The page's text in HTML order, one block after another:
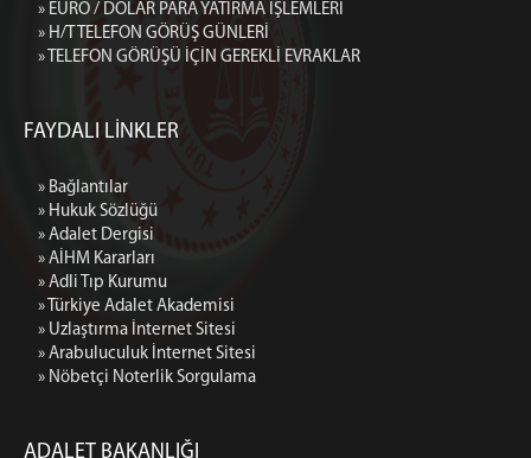
» EURO / DOLAR PARA YATIRMA İŞLEMLERİ
» H/T TELEFON GÖRÜŞ GÜNLERİ
» TELEFON GÖRÜŞÜ İÇİN GEREKLİ EVRAKLAR
FAYDALI LİNKLER
» Bağlantılar
» Hukuk Sözlüğü
» Adalet Dergisi
» AİHM Kararları
» Adli Tıp Kurumu
» Türkiye Adalet Akademisi
» Uzlaştırma İnternet Sitesi
» Arabuluculuk İnternet Sitesi
» Nöbetçi Noterlik Sorgulama
ADALET BAKANLIĞI